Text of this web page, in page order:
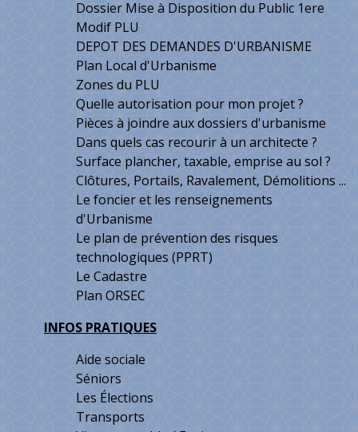
Dossier Mise à Disposition du Public 1ere
Modif PLU
DEPOT DES DEMANDES D'URBANISME
Plan Local d'Urbanisme
Zones du PLU
Quelle autorisation pour mon projet ?
Pièces à joindre aux dossiers d'urbanisme
Dans quels cas recourir à un architecte ?
Surface plancher, taxable, emprise au sol ?
Clôtures, Portails, Ravalement, Démolitions ...
Le foncier et les renseignements
d'Urbanisme
Le plan de prévention des risques
technologiques (PPRT)
Le Cadastre
Plan ORSEC
INFOS PRATIQUES
Aide sociale
Séniors
Les Élections
Transports